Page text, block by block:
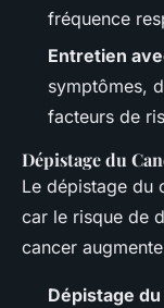
fréquence
Entretien
symptômes,
facteurs de
Dépistage du
Le dépistage du
car le risque de
cancer
Dépistage